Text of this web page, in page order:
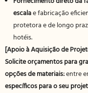
escalae fabricação
protetora e de longo
hotéis.
[Apoio à Aquisição de
Solicite orçamentos para
opções de materiais:entre
específicos para o seu